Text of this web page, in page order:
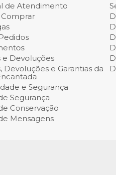
de Atendimento
e Devoluções
Devoluções e Garantias da
e Segurança
Segurança
Conservação
Mensagens